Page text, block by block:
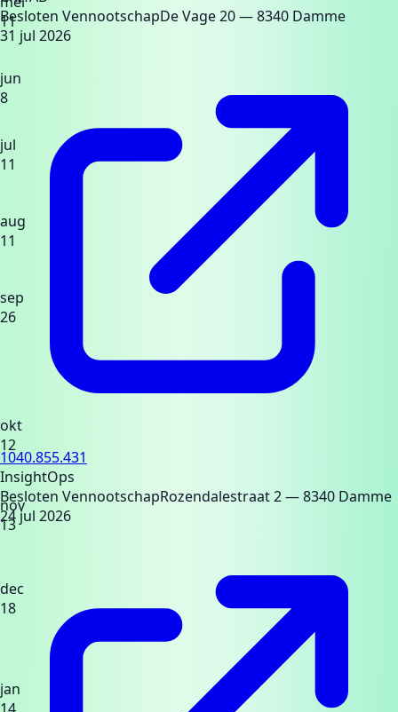
11
jun
8
jul
11
aug
11
sep
26
okt
12
nov
13
dec
18
jan
Besloten VennootschapDe Vage 20— 8340 Damme
31 jul 2026
1040.855.431
InsightOps
Besloten VennootschapRozendalestraat 2— 8340 Damme
24 jul 2026